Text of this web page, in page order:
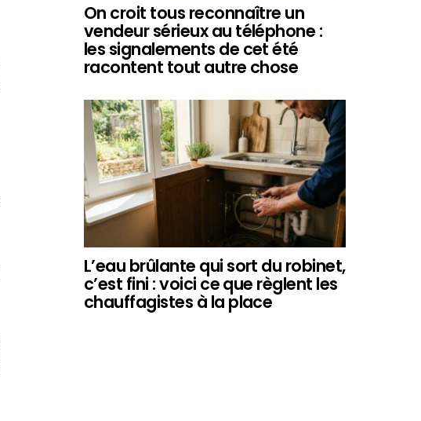
On croit tous reconnaître un
vendeur sérieux au téléphone :
les signalements de cet été
racontent tout autre chose
L’eau brûlante qui sort du robinet,
c’est fini : voici ce que règlent les
chauffagistes à la place